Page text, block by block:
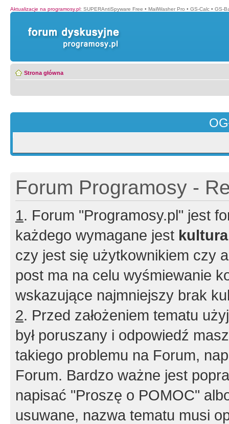
Aktualizacje na programosy.pl: SUPERAntiSpyware Free • MailWasher Pro • GS-Calc • GS-
Strona główna
Forum Programosy -
1. Forum "Programosy.pl" jest
każdego wymagane jest
czy jest się użytkownikiem czy
post ma na celu wyśmiewanie
wskazujące najmniejszy brak
2. Przed założeniem tematu
był poruszany i odpowiedź
takiego problemu na Forum,
Forum. Bardzo ważne jest
napisać "Proszę o POMOC"
usuwane, nazwa tematu musi